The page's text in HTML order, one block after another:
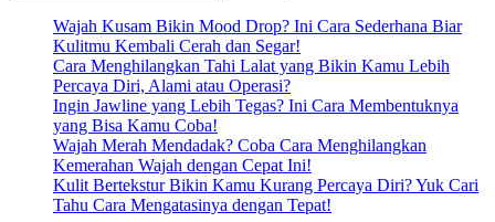
Wajah Kusam Bikin Mood Drop? Ini Cara Sederhana Biar
Kulitmu Kembali Cerah dan Segar!
Cara Menghilangkan Tahi Lalat yang Bikin Kamu Lebih
Percaya Diri, Alami atau Operasi?
Ingin Jawline yang Lebih Tegas? Ini Cara Membentuknya
yang Bisa Kamu Coba!
Wajah Merah Mendadak? Coba Cara Menghilangkan
Kemerahan Wajah dengan Cepat Ini!
Kulit Bertekstur Bikin Kamu Kurang Percaya Diri? Yuk Cari
Tahu Cara Mengatasinya dengan Tepat!